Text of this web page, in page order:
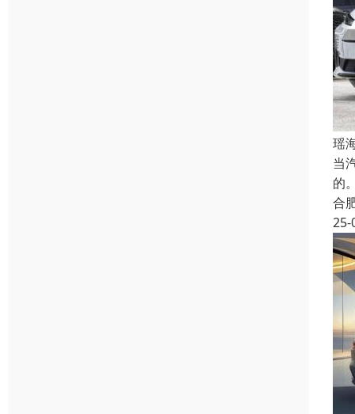
瑶
当
的
合
25-